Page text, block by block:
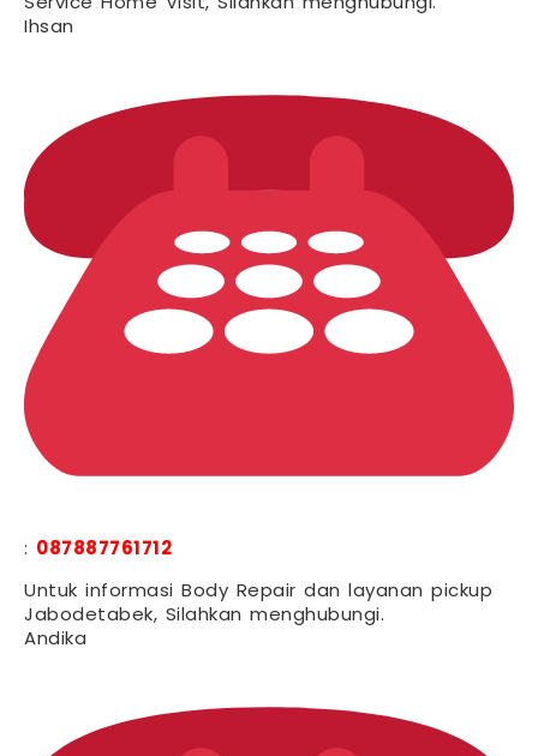
Service Home Visit, Silahkan menghubungi.
Ihsan
: 087887761712
Untuk informasi Body Repair dan layanan pickup
Jabodetabek, Silahkan menghubungi.
Andika